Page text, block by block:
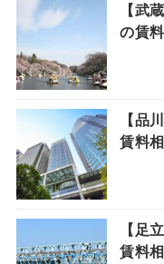
【武
の賃
【品
賃料
【足
賃料